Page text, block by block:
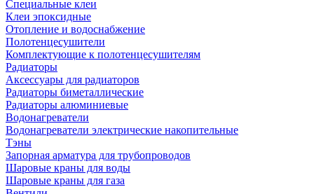
Специальные клеи
Клеи эпоксидные
Отопление и водоснабжение
Полотенцесушители
Комплектующие к полотенцесушителям
Радиаторы
Аксессуары для радиаторов
Радиаторы биметаллические
Радиаторы алюминиевые
Водонагреватели
Водонагреватели электрические накопительные
Тэны
Запорная арматура для трубопроводов
Шаровые краны для воды
Шаровые краны для газа